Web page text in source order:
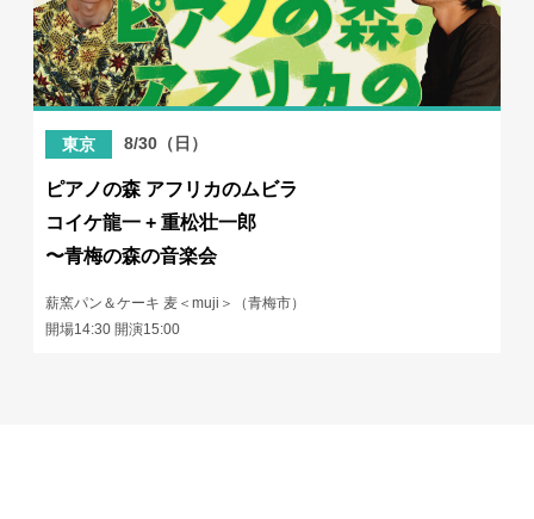
東京 8/30（日）
ピアノの森 アフリカのムビラ
コイケ龍一 + 重松壮一郎
〜青梅の森の音楽会
薪窯パン＆ケーキ 麦＜muji＞（青梅市）
開場14:30 開演15:00